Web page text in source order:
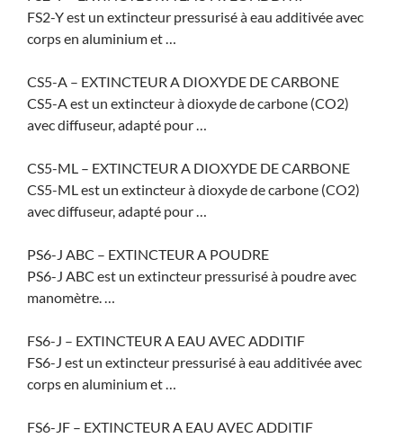
FS2-Y est un extincteur pressurisé à eau additivée avec
corps en aluminium et …
CS5-A – EXTINCTEUR A DIOXYDE DE CARBONE
CS5-A est un extincteur à dioxyde de carbone (CO2)
avec diffuseur, adapté pour …
CS5-ML – EXTINCTEUR A DIOXYDE DE CARBONE
CS5-ML est un extincteur à dioxyde de carbone (CO2)
avec diffuseur, adapté pour …
PS6-J ABC – EXTINCTEUR A POUDRE
PS6-J ABC est un extincteur pressurisé à poudre avec
manomètre. …
FS6-J – EXTINCTEUR A EAU AVEC ADDITIF
FS6-J est un extincteur pressurisé à eau additivée avec
corps en aluminium et …
FS6-JF – EXTINCTEUR A EAU AVEC ADDITIF